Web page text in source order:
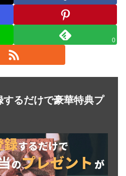
0
るだけで豪華特典プ